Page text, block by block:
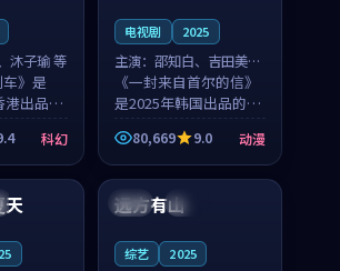
沐子瑜 等
车》是
港出品的
团队希
的故事
一想。
子瑜担
书延的
科幻
电视剧 2025
主演： 邵知白、吉田美琴
等
《一封来自首尔的信》
是2025年韩国出品的动
漫新作，主创团队希望
用高考往事的故事让观
众停下来想一想。邵知
重要角色，谢承南的
80,669 9.0 动漫
天 法国 独播
远方有山
综艺 2025